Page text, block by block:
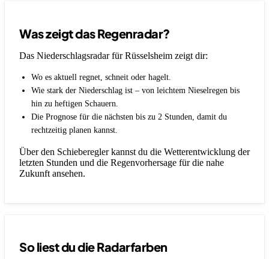
Was zeigt das Regenradar?
Das Niederschlagsradar für Rüsselsheim zeigt dir:
Wo es aktuell regnet, schneit oder hagelt.
Wie stark der Niederschlag ist – von leichtem Nieselregen bis
hin zu heftigen Schauern.
Die Prognose für die nächsten bis zu 2 Stunden, damit du
rechtzeitig planen kannst.
Über den Schieberegler kannst du die Wetterentwicklung der
letzten Stunden und die Regenvorhersage für die nahe
Zukunft ansehen.
So liest du die Radarfarben